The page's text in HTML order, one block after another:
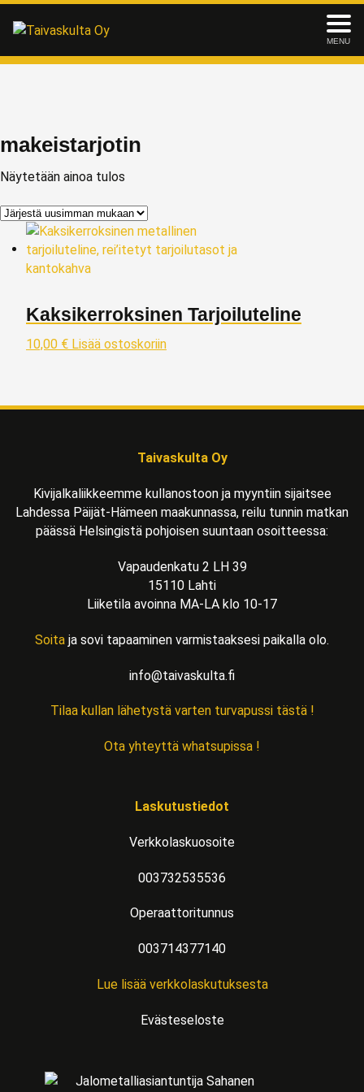
MENU
makeistarjotin
Näytetään ainoa tulos
Kaksikerroksinen Tarjoiluteline
10,00 € Lisää ostoskoriin
Taivaskulta Oy
Kivijalkaliikkeemme kullanostoon ja myyntiin sijaitsee
Lahdessa Päijät-Hämeen maakunnassa, reilu tunnin matkan
päässä Helsingistä pohjoisen suuntaan osoitteessa:
Vapaudenkatu 2 LH 39
15110 Lahti
Liiketila avoinna MA-LA klo 10-17
Soita ja sovi tapaaminen varmistaaksesi paikalla olo.
info@taivaskulta.fi
Tilaa kullan lähetystä varten turvapussi tästä !
Ota yhteyttä whatsupissa !
Laskutustiedot
Verkkolaskuosoite
003732535536
Operaattoritunnus
003714377140
Lue lisää verkkolaskutuksesta
Evästeseloste